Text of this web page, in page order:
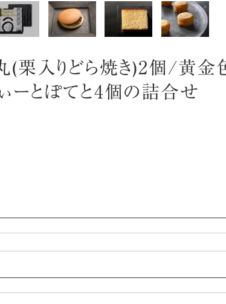
(栗入りどら焼き)2個/黄金
ーとぽてと4個の詰合せ